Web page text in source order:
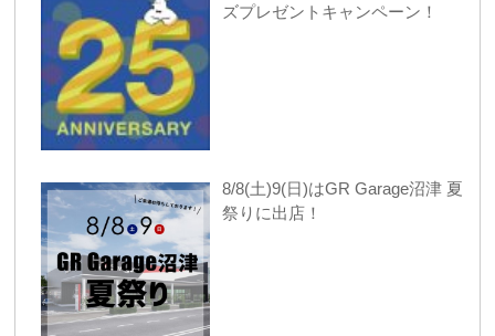
ズプレゼントキャンペーン！
8/8(土)9(日)はGR Garage沼津 夏
祭りに出店！